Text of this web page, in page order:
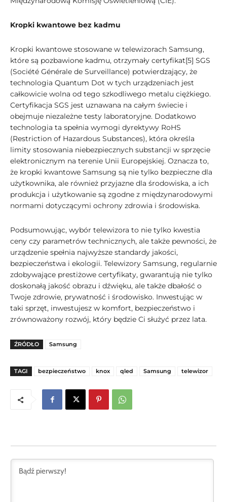
Kropki kwantowe bez kadmu
Kropki kwantowe stosowane w telewizorach Samsung,
które są pozbawione kadmu, otrzymały certyfikat[5] SGS
(Société Générale de Surveillance) potwierdzający, że
technologia Quantum Dot w tych urządzeniach jest
całkowicie wolna od tego szkodliwego metalu ciężkiego.
Certyfikacja SGS jest uznawana na całym świecie i
obejmuje niezależne testy laboratoryjne. Dodatkowo
technologia ta spełnia wymogi dyrektywy RoHS
(Restriction of Hazardous Substances), która określa
limity stosowania niebezpiecznych substancji w sprzęcie
elektronicznym na terenie Unii Europejskiej. Oznacza to,
że kropki kwantowe Samsung są nie tylko bezpieczne dla
użytkownika, ale również przyjazne dla środowiska, a ich
produkcja i użytkowanie są zgodne z międzynarodowymi
normami dotyczącymi ochrony zdrowia i środowiska.
Podsumowując, wybór telewizora to nie tylko kwestia
ceny czy parametrów technicznych, ale także pewności, że
urządzenie spełnia najwyższe standardy jakości,
bezpieczeństwa i ekologii. Telewizory Samsung, regularnie
zdobywające prestiżowe certyfikaty, gwarantują nie tylko
doskonałą jakość obrazu i dźwięku, ale także dbałość o
Twoje zdrowie, prywatność i środowisko. Inwestując w
taki sprzęt, inwestujesz w komfort, bezpieczeństwo i
zrównoważony rozwój, który będzie Ci służyć przez lata.
ŹRÓDŁO Samsung
TAGI bezpieczeństwo knox qled Samsung telewizor